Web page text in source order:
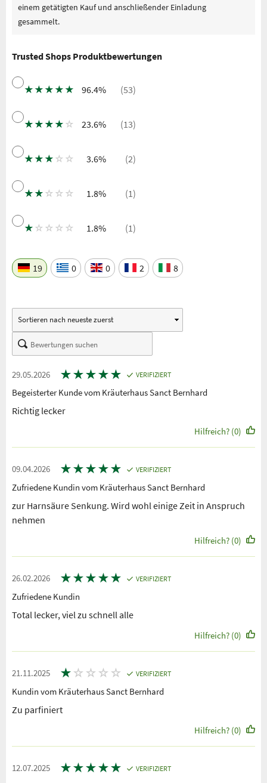
einem getätigten Kauf und anschließender Einladung
gesammelt.
Trusted Shops Produktbewertungen
★ ★ ★ ★ ★ 96.4% (53)
★ ★ ★ ★ ☆ 23.6% (13)
★ ★ ★ ☆ ☆ 3.6% (2)
★ ★ ☆ ☆ ☆ 1.8% (1)
★ ☆ ☆ ☆ ☆ 1.8% (1)
19 0 0 2 8
29.05.2026 ★★★★★ VERIFIZIERT
Begeisterter Kunde vom Kräuterhaus Sanct Bernhard
Richtig lecker
Hilfreich? (0)
09.04.2026 ★★★★★ VERIFIZIERT
Zufriedene Kundin vom Kräuterhaus Sanct Bernhard
zur Harnsäure Senkung. Wird wohl einige Zeit in Anspruch
nehmen
Hilfreich? (0)
26.02.2026 ★★★★★ VERIFIZIERT
Zufriedene Kundin
Total lecker, viel zu schnell alle
Hilfreich? (0)
21.11.2025 ★ ☆ ☆ ☆ ☆ VERIFIZIERT
Kundin vom Kräuterhaus Sanct Bernhard
Zu parfiniert
Hilfreich? (0)
12.07.2025 ★★★★★ VERIFIZIERT